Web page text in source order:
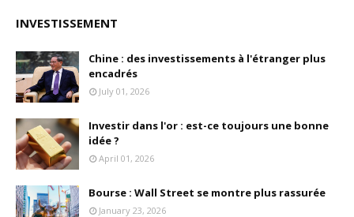
INVESTISSEMENT
Chine : des investissements à l'étranger plus
encadrés
July 01, 2026
Investir dans l'or : est-ce toujours une bonne
idée ?
April 01, 2026
Bourse : Wall Street se montre plus rassurée
January 23, 2026